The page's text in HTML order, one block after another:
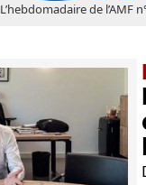
L’hebdomadaire de l’AMF